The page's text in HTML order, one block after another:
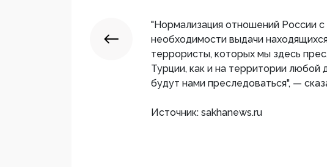
"Нормализация отношений России
необходимости выдачи
террористы, которых мы здесь
Турции, как и на территории любой
будут нами преследоваться", —
Источник: sakhanews.ru